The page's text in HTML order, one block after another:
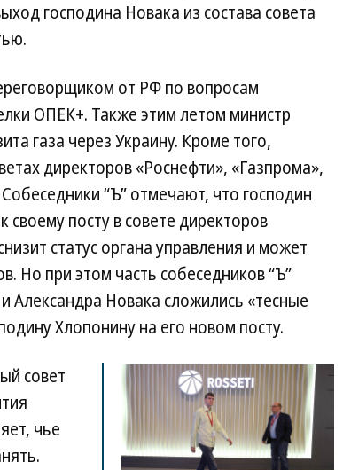
господина Новака из состава совета
от РФ по вопросам
ОПЕК+. Также этим летом министр
газа через Украину. Кроме того,
директоров «Роснефти», «Газпрома»,
“Ъ” отмечают, что господин
посту в совете директоров
статус органа управления и может
Но при этом часть собеседников “Ъ”
Александра Новака сложились «тесные
Хлопонину на его новом посту.
совет
чье